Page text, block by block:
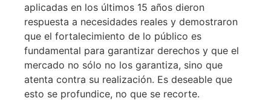
aplicadas en los últimos 15 años dieron
respuesta a necesidades reales y demostraron
que el fortalecimiento de lo público es
fundamental para garantizar derechos y que el
mercado no sólo no los garantiza, sino que
atenta contra su realización. Es deseable que
esto se profundice, no que se recorte.